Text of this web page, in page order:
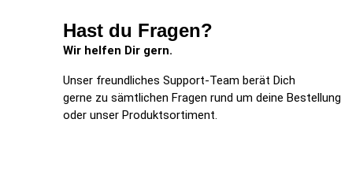
Hast du Fragen?
Wir helfen Dir gern.
Unser freundliches Support-Team berät Dich
gerne zu sämtlichen Fragen rund um deine Bestellung
oder unser Produktsortiment.